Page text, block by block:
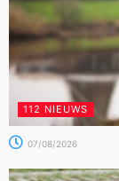
112 NIEUWS
07/08/2026